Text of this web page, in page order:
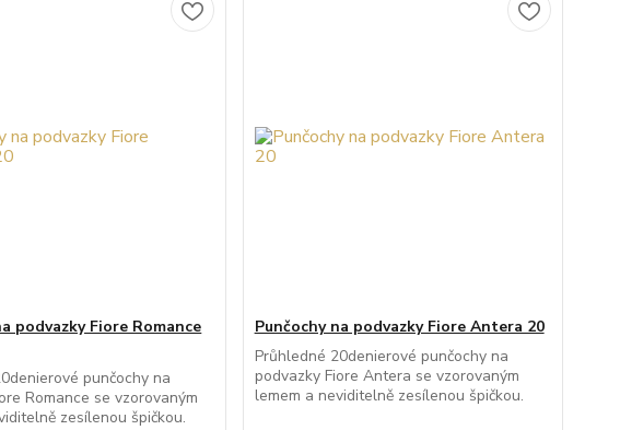
podvazky Fiore Romance
punčochy na
Romance se vzorovaným
zesílenou špičkou.
Punčochy na podvazky Fiore Antera 20
Průhledné 20denierové punčochy na
podvazky Fiore Antera se vzorovaným
lemem a neviditelně zesílenou špičkou.